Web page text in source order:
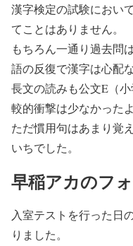
漢字検定の試験におい
てことはありません。
もちろん一通り過去問
語の反復で漢字は心配
長文の読みも公文E（
較的衝撃は少なかった
ただ慣用句はあまり覚
いちでした。
早稲アカのフ
入室テストを行った日
りました。